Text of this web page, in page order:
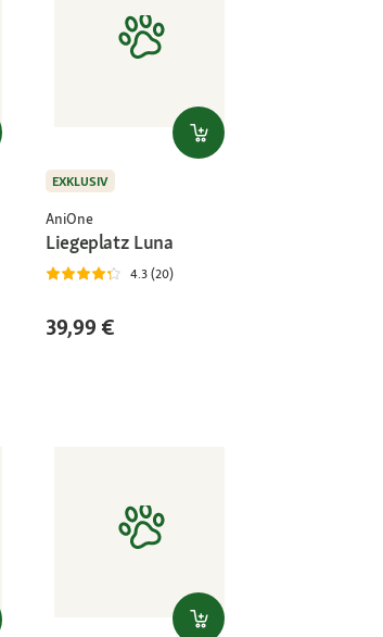
EXKLUSIV
AniOne
Liegeplatz Luna
4.3 (20)
39,99 €